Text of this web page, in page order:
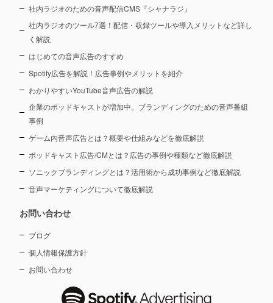
社内ラジオのための音声配信CMS『シャナラジ』
社内ラジオのツール7選！配信・収録ツールや導入メリットなど詳し
く解説
はじめての音声広告のすすめ
Spotify広告を解説！広告事例やメリットを紹介
わかりやすいYouTube音声広告の解説
企業のポッドキャストが増加中。ブランディングのための音声番組
事例
ゲーム内音声広告とは？概要や仕組みなどを徹底解説
ポッドキャスト広告/CMとは？広告の事例や種類など徹底解説
ソニックブランディングとは？活用術から成功事例など徹底解説
音声マーケティングについて徹底解説
お問い合わせ
ブログ
個人情報保護方針
お問い合わせ